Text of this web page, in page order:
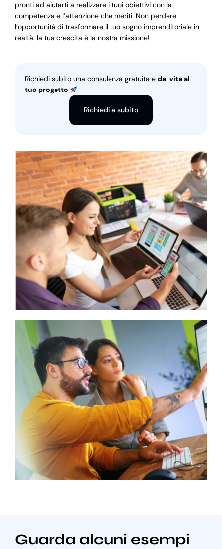
pronti ad aiutarti a realizzare i tuoi obiettivi con la
competenza e l’attenzione che meriti. Non perdere
l’opportunità di trasformare il tuo sogno imprenditoriale in
realtà: la tua crescita è la nostra missione!
Richiedi subito una consulenza gratuita e dai vita al
tuo progetto
Richiedila subito
Guarda alcuni esempi